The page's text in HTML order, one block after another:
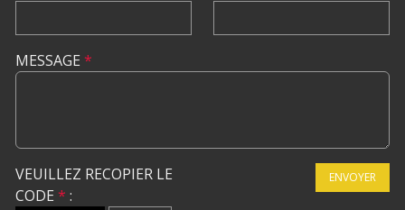
MESSAGE *
VEUILLEZ RECOPIER LE
CODE * :
ENVOYER